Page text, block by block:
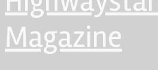
Magazine